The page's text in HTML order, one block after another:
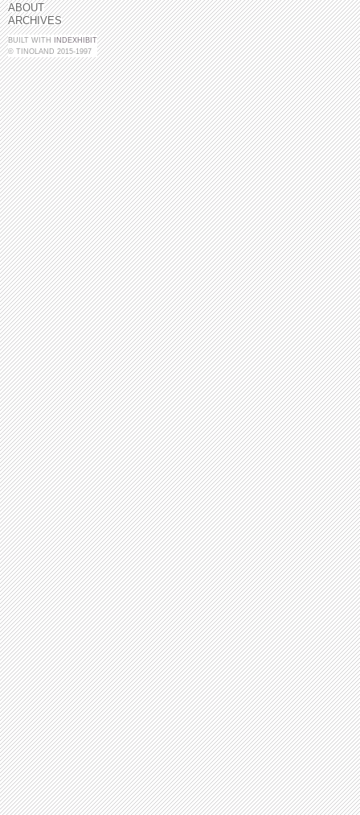
ABOUT
ARCHIVES
BUILT WITH
INDEXHIBIT
© TINOLAND 2015-1997